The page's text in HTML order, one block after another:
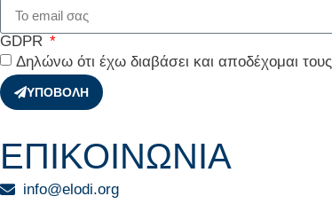
GDPR
Δηλώνω ότι έχω διαβάσει και αποδέχομαι τους
ΥΠΟΒΟΛΗ
ΕΠΙΚΟΙΝΩΝΙΑ
info@elodi.org